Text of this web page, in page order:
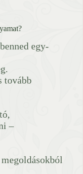
egy-
tovább
–